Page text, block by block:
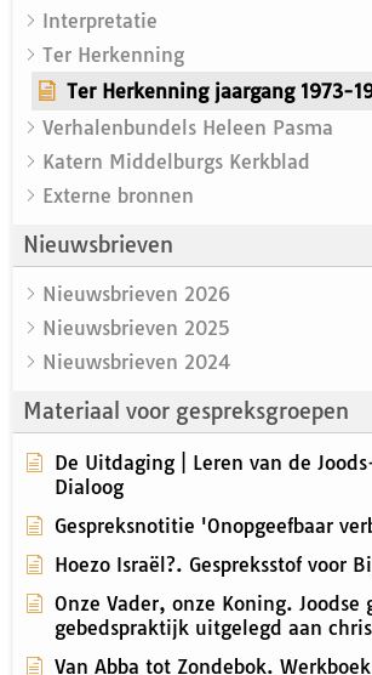
Interpretatie
Ter Herkenning
Ter Herkenning jaargang 1973-
Verhalenbundels Heleen Pasma
Katern Middelburgs Kerkblad
Externe bronnen
Nieuwsbrieven
Nieuwsbrieven 2026
Nieuwsbrieven 2025
Nieuwsbrieven 2024
Materiaal voor gespreksgroepen
De Uitdaging | Leren van de
Dialoog
Gespreksnotitie 'Onopgeefbaar
Hoezo Israël?. Gespreksstof voor
Onze Vader, onze Koning. Joodse
gebedspraktijk uitgelegd aan
Van Abba tot Zondebok.